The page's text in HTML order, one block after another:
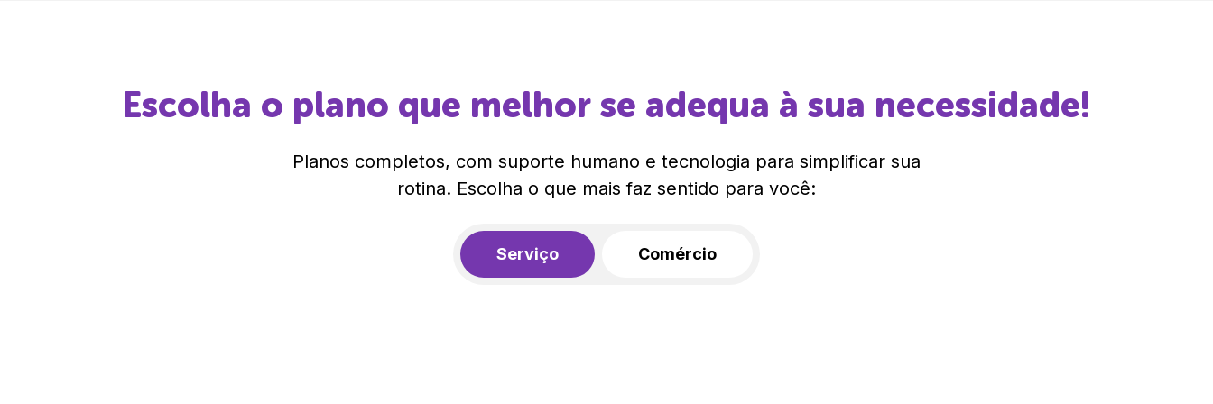
Escolha o plano que melhor se adequa à sua necessidade!
Planos completos, com suporte humano e tecnologia para simplificar sua
rotina. Escolha o que mais faz sentido para você:
Serviço Comércio